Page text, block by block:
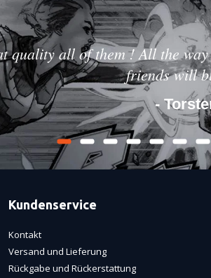
quality all of them ! All the
friends will
-
Kundenservice
Kontakt
Versand und Lieferung
Rückgabe und Rückerstattung